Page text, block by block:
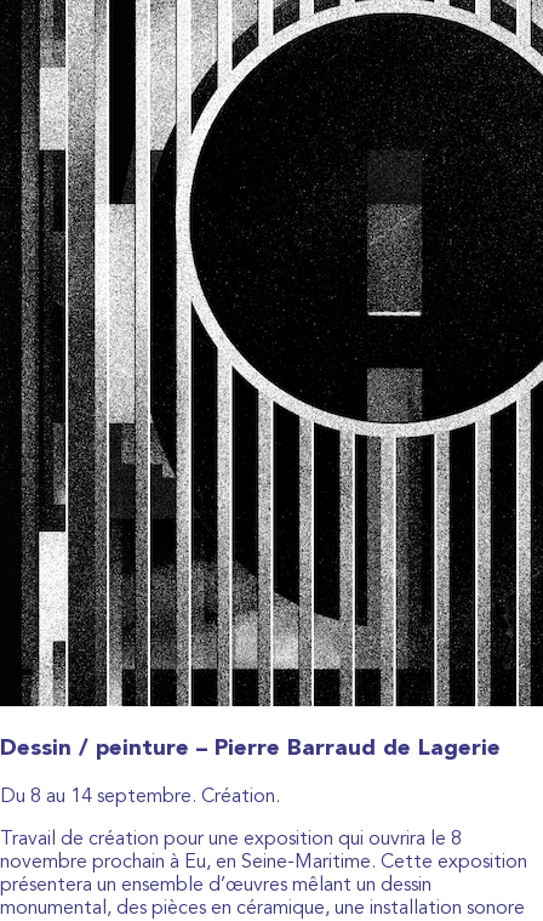
Dessin / peinture – Pierre Barraud de Lagerie
Du 8 au 14 septembre. Création.
Travail de création pour une exposition qui ouvrira le 8
novembre prochain à Eu, en Seine-Maritime. Cette exposition
présentera un ensemble d’œuvres mêlant un dessin
monumental, des pièces en céramique, une installation sonore